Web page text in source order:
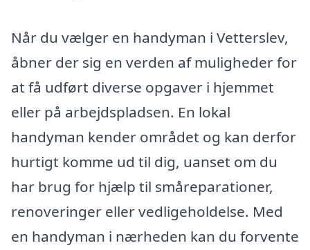
Når du vælger en handyman i Vetterslev,
åbner der sig en verden af muligheder for
at få udført diverse opgaver i hjemmet
eller på arbejdspladsen. En lokal
handyman kender området og kan derfor
hurtigt komme ud til dig, uanset om du
har brug for hjælp til småreparationer,
renoveringer eller vedligeholdelse. Med
en handyman i nærheden kan du forvente